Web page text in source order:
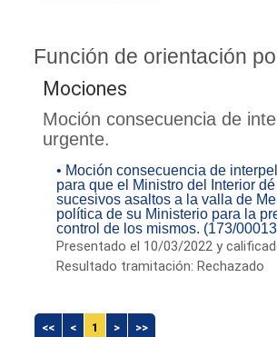
Función de orientación
Mociones
Moción consecuencia de
urgente.
• Moción consecuencia de
para que el Ministro del Interior
sucesivos asaltos a la valla de
política de su Ministerio para la
control de los mismos. (173/
Presentado el 10/03/2022 y
Resultado tramitación: Rechazado
<< < 1 > >>